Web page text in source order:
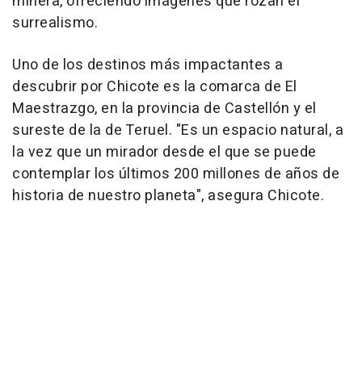
surrealismo.
Uno de los destinos más impactantes a
descubrir por Chicote es la comarca de El
Maestrazgo, en la provincia de Castellón y el
sureste de la de Teruel. "Es un espacio natural, a
la vez que un mirador desde el que se puede
contemplar los últimos 200 millones de años de
historia de nuestro planeta", asegura Chicote.